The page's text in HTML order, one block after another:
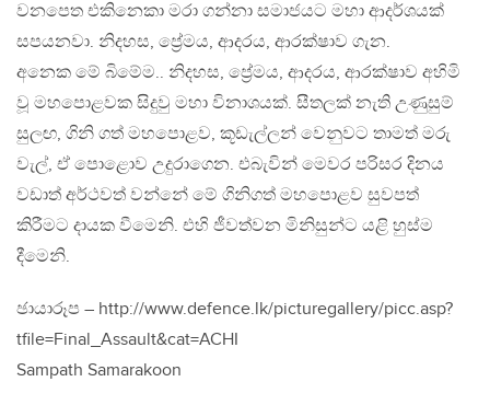
වනපෙත එකිනෙකා මරා ගන්නා සමාජයට මහා ආදර්ශයක්
සපයනවා. නිදහස, ප්‍රේමය, ආදරය, ආරක්ෂාව ගැන.
අනෙක මේ බිමේම.. නිදහස, ප්‍රේමය, ආදරය, ආරක්ෂාව අහිමි
වූ මහපොළවක සිදුවු මහා විනාශයක්. සීතලක් නැති උණුසුම්
සුලඟ, ගිනි ගත් මහපොළව, කූඩැල්ලන් වෙනුවට තාමත් මරු
වැල්, ඒ පොළොව උදුරාගෙන. එබැවින් මෙවර පරිසර දිනය
වඩාත් අර්ථවත් වන්නේ මේ ගිනිගත් මහපොළව සුවපත්
කිරීමට දායක වීමෙනි. එහි ජීවත්වන මිනිසුන්ට යළි හුස්ම
දීමෙනි.
ඡායාරූප – http://www.defence.lk/picturegallery/picc.asp?
tfile=Final_Assault&cat=ACHI
Sampath Samarakoon